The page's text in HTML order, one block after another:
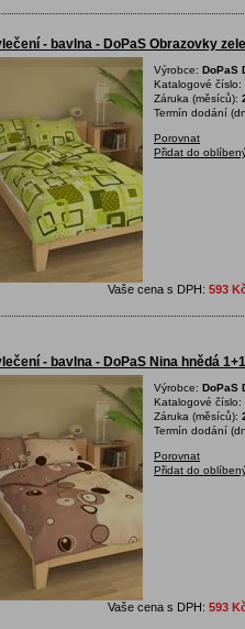
- bavlna - DoPaS Obrazovky
Výrobce: DoPaS
Katalogové číslo:
Záruka (měsíců):
Termín dodání
Porovnat
Přidat do
Vaše cena s DPH: 593
- bavlna - DoPaS Nina hnědá
Výrobce: DoPaS
Katalogové číslo:
Záruka (měsíců):
Termín dodání
Porovnat
Přidat do
Vaše cena s DPH: 593